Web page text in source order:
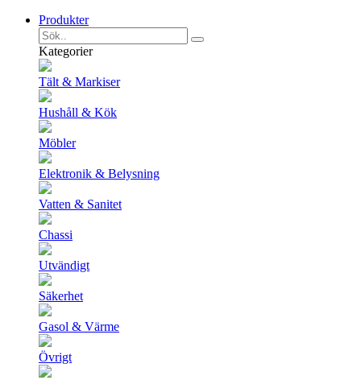
Produkter
Kategorier
Tält & Markiser
Hushåll & Kök
Möbler
Elektronik & Belysning
Vatten & Sanitet
Chassi
Utvändigt
Säkerhet
Gasol & Värme
Övrigt